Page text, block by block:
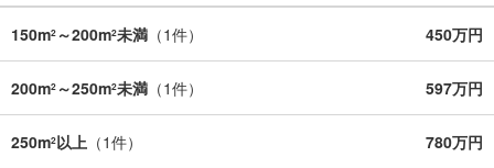
150m2 ～200m2未満 （1件） 450万円
200m2 ～250m2未満 （1件） 597万円
250m2以上 （1件） 780万円